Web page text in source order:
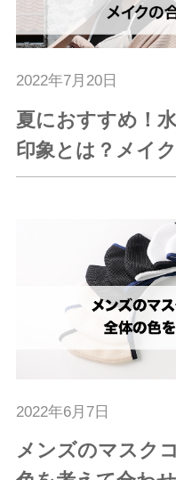
夏におすすめ！
印象とは？メイ
2022年7月20日
メンズのマスク
2022年6月7日